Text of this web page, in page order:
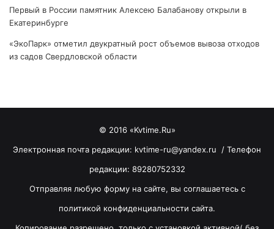
Первый в России памятник Алексею Балабанову открыли в
Екатеринбурге
«ЭкоПарк» отметил двукратный рост объемов вывоза отходов
из садов Свердловской области
© 2016 «Kvtime.Ru»
Электронная почта редакции: kvtime-ru@yandex.ru / Телефон
редакции: 89280752332
Отправляя любую форму на сайте, вы соглашаетесь с
политикой конфиденциальности сайта.